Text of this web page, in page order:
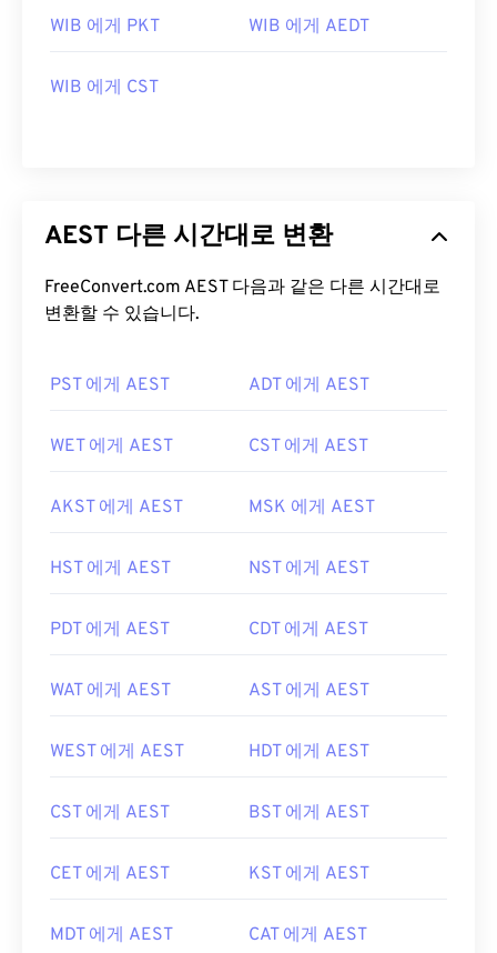
WIB 에게 PKT WIB 에게 AEDT
WIB 에게 CST
AEST 다른 시간대로 변환
FreeConvert.com AEST 다음과 같은 다른 시간대로
변환할 수 있습니다.
PST 에게 AEST ADT 에게 AEST
WET 에게 AEST CST 에게 AEST
AKST 에게 AEST MSK 에게 AEST
HST 에게 AEST NST 에게 AEST
PDT 에게 AEST CDT 에게 AEST
WAT 에게 AEST AST 에게 AEST
WEST 에게 AEST HDT 에게 AEST
CST 에게 AEST BST 에게 AEST
CET 에게 AEST KST 에게 AEST
MDT 에게 AEST CAT 에게 AEST